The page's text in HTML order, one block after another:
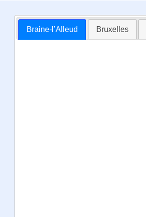
Braine-l’Alleud Bruxelles